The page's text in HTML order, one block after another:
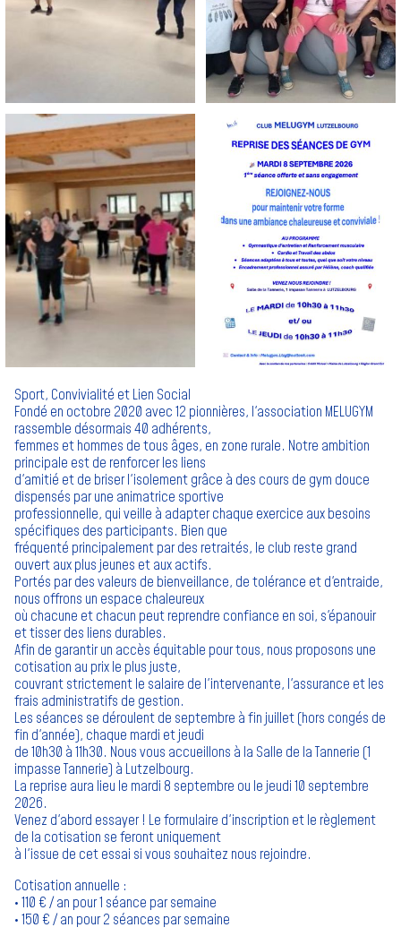
Sport, Convivialité et Lien Social
Fondé en octobre 2020 avec 12 pionnières, l'association MELUGYM
rassemble désormais 40 adhérents,
femmes et hommes de tous âges, en zone rurale. Notre ambition
principale est de renforcer les liens
d'amitié et de briser l'isolement grâce à des cours de gym douce
dispensés par une animatrice sportive
professionnelle, qui veille à adapter chaque exercice aux besoins
spécifiques des participants. Bien que
fréquenté principalement par des retraités, le club reste grand
ouvert aux plus jeunes et aux actifs.
Portés par des valeurs de bienveillance, de tolérance et d'entraide,
nous offrons un espace chaleureux
où chacune et chacun peut reprendre confiance en soi, s'épanouir
et tisser des liens durables.
Afin de garantir un accès équitable pour tous, nous proposons une
cotisation au prix le plus juste,
couvrant strictement le salaire de l'intervenante, l'assurance et les
frais administratifs de gestion.
Les séances se déroulent de septembre à fin juillet (hors congés de
fin d'année), chaque mardi et jeudi
de 10h30 à 11h30. Nous vous accueillons à la Salle de la Tannerie (1
impasse Tannerie) à Lutzelbourg.
La reprise aura lieu le mardi 8 septembre ou le jeudi 10 septembre
2026.
Venez d'abord essayer ! Le formulaire d'inscription et le règlement
de la cotisation se feront uniquement
à l'issue de cet essai si vous souhaitez nous rejoindre.
Cotisation annuelle :
• 110 € / an pour 1 séance par semaine
• 150 € / an pour 2 séances par semaine